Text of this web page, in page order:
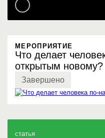
МЕРОПРИЯТИЕ
Что делает
открытым новому?
Завершено
статья